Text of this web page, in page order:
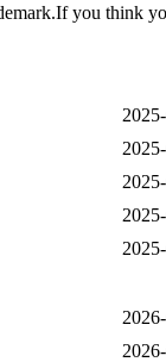
you think